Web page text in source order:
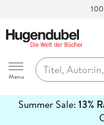
Hugendubel
Menu
Summer Sale: 13%